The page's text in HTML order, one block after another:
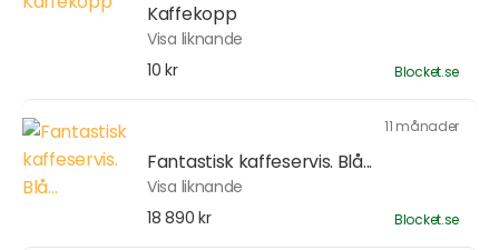
Kaffekopp
Visa liknande
10 kr
Blocket.se
11 månader
Fantastisk kaffeservis. Blå...
Visa liknande
18 890 kr
Blocket.se